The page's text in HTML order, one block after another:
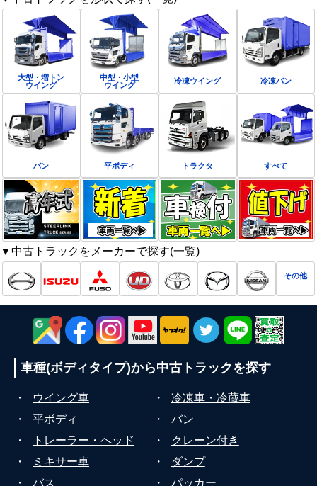
大型・増トン
ウイング
中型・小型
ウイング
冷凍ウイング 冷凍バン
バン 平ボディ トラクタ すべて
▼中古トラックをメーカーで探す(一覧)
その他
車種(ボディタイプ)から中古トラックを探す
・ ウイング車 ・
冷凍車・冷蔵車
・
平ボディ ・
バン
・
トレーラー・ヘッド ・
クレーン付き
・
ミキサー車 ・
ダンプ
・
バス ・ パッカー